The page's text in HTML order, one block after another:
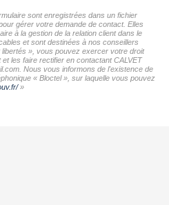
sont enregistrées dans un fichier
gérer votre demande de contact. Elles
à la gestion de la relation client dans le
et sont destinées à nos conseillers
», vous pouvez exercer votre droit
les faire rectifier en contactant CALVET
Nous vous informons de l'existence de
« Bloctel », sur laquelle vous pouvez
»